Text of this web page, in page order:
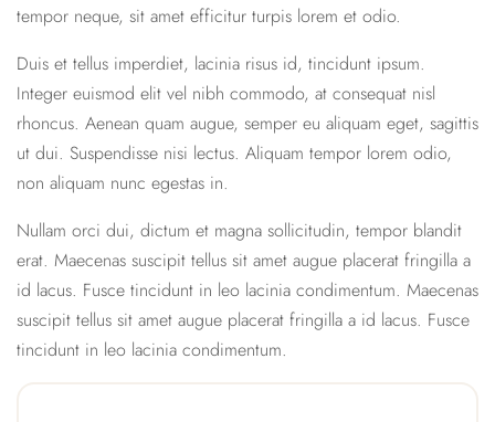
tempor neque, sit amet efficitur turpis lorem et odio.
Duis et tellus imperdiet, lacinia risus id, tincidunt ipsum.
Integer euismod elit vel nibh commodo, at consequat nisl
rhoncus. Aenean quam augue, semper eu aliquam eget, sagittis
ut dui. Suspendisse nisi lectus. Aliquam tempor lorem odio,
non aliquam nunc egestas in.
Nullam orci dui, dictum et magna sollicitudin, tempor blandit
erat. Maecenas suscipit tellus sit amet augue placerat fringilla a
id lacus. Fusce tincidunt in leo lacinia condimentum. Maecenas
suscipit tellus sit amet augue placerat fringilla a id lacus. Fusce
tincidunt in leo lacinia condimentum.